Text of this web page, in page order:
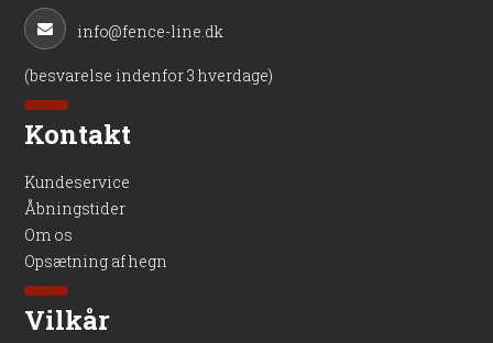
info@fence-line.dk
(besvarelse indenfor 3 hverdage)
Kontakt
Kundeservice
Åbningstider
Om os
Opsætning af hegn
Vilkår